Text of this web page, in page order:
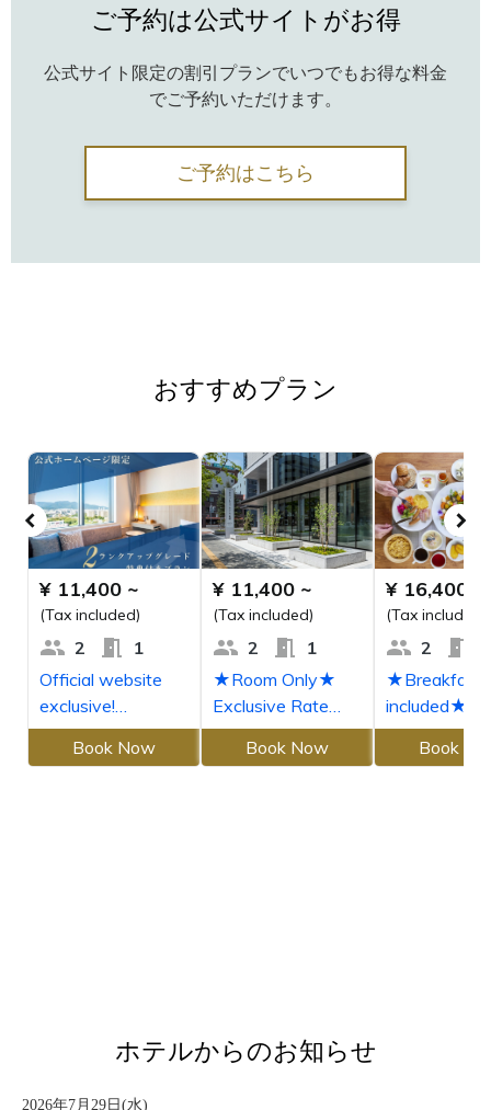
ご予約は公式サイトがお得
公式サイト限定の割引プランでいつでもお得な料金
でご予約いただけます。
ご予約はこちら
おすすめプラン
ホテルからのお知らせ
2026年7月29日(水)